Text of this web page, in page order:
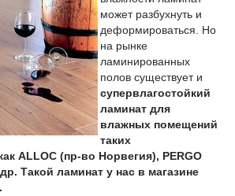
может разбухнуть и
деформироваться. Но
на рынке
ламинированных
полов существует и
супервлагостойкий
ламинат для
влажных помещений
таких
ALLOC (пр-во Норвегия), PERGO
Такой ламинат у нас в магазине